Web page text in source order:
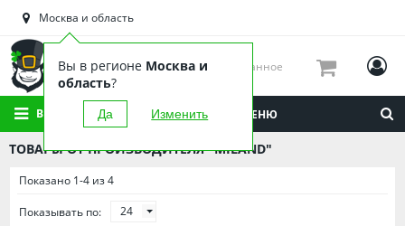
Башкортостан
Брянская область
Вологодская область
Воронежская область
Иркутская область
Кировская область
Краснодарский край
Москва и область
Вы в регионе Москва и
область?
Да Изменить
Избранное
ВСЕ КАТЕГОРИИ МЕНЮ
ТОВАРЫ ОТ ПРОИЗВОДИТЕЛЯ "MILAND"
Показано 1-4 из 4
Показывать по: 24